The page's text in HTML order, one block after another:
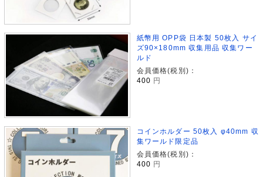
紙幣用 OPP袋 日本製 50枚入 サイ
ズ90×180mm 収集用品 収集ワー
ルド
会員価格(税別)：
400 円
コインホルダー 50枚入 φ40mm 収
集ワールド限定品
会員価格(税別)：
400 円